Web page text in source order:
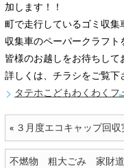
加します！！
町で走行しているゴミ収集
収集車のペーパークラフト
皆様のお越しをお待ちして
詳しくは、チラシをご覧下
タテホこどもわくわくフ
« ３月度エコキャップ回収
不燃物 粗大ごみ 家財